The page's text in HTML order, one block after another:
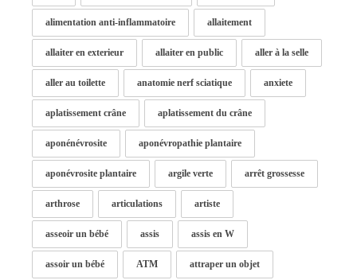
alimentation anti-inflammatoire allaitement
allaiter en exterieur allaiter en public aller à la selle
aller au toilette anatomie nerf sciatique anxiete
aplatissement crâne aplatissement du crâne
aponénévrosite aponévropathie plantaire
aponévrosite plantaire argile verte arrêt grossesse
arthrose articulations artiste
asseoir un bébé assis assis en W
assoir un bébé ATM attraper un objet